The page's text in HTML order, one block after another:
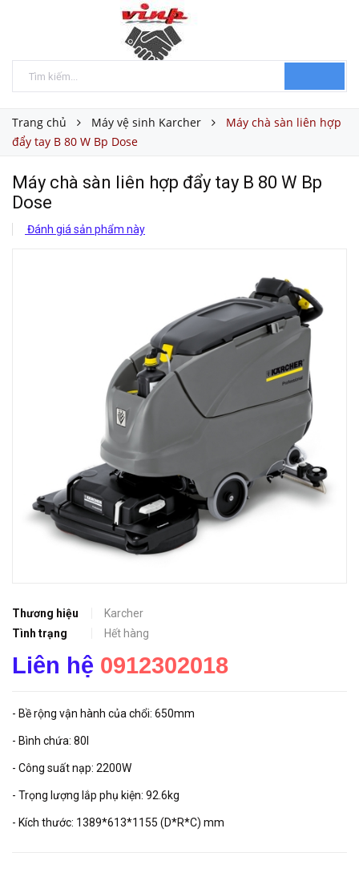
Trang chủ Máy vệ sinh Karcher
Máy chà sàn liên hợp
đẩy tay B 80 W Bp Dose
Máy chà sàn liên hợp đẩy tay B 80 W Bp
Dose
Đánh giá sản phẩm này
Thương hiệu
Karcher
Tình trạng
Hết hàng
Liên hệ 0912302018
- Bề rộng vận hành của chổi: 650mm
- Bình chứa: 80l
- Công suất nạp: 2200W
- Trọng lượng lắp phụ kiện: 92.6kg
- Kích thước: 1389*613*1155 (D*R*C) mm